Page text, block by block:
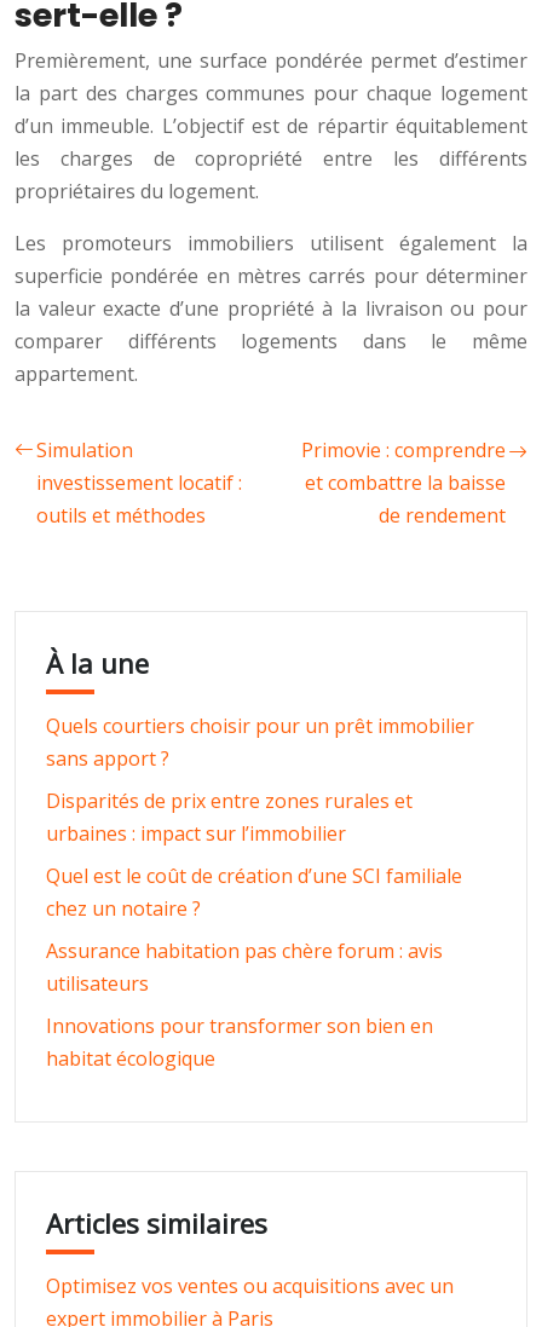
sert-elle ?
Premièrement, une surface pondérée permet d’estimer
la part des charges communes pour chaque logement
d’un immeuble. L’objectif est de répartir équitablement
les charges de copropriété entre les différents
propriétaires du logement.
Les promoteurs immobiliers utilisent également la
superficie pondérée en mètres carrés pour déterminer
la valeur exacte d’une propriété à la livraison ou pour
comparer différents logements dans le même
appartement.
Simulation
investissement locatif :
outils et méthodes
Primovie : comprendre
et combattre la baisse
de rendement
À la une
Quels courtiers choisir pour un prêt immobilier
sans apport ?
Disparités de prix entre zones rurales et
urbaines : impact sur l’immobilier
Quel est le coût de création d’une SCI familiale
chez un notaire ?
Assurance habitation pas chère forum : avis
utilisateurs
Innovations pour transformer son bien en
habitat écologique
Articles similaires
Optimisez vos ventes ou acquisitions avec un
expert immobilier à Paris